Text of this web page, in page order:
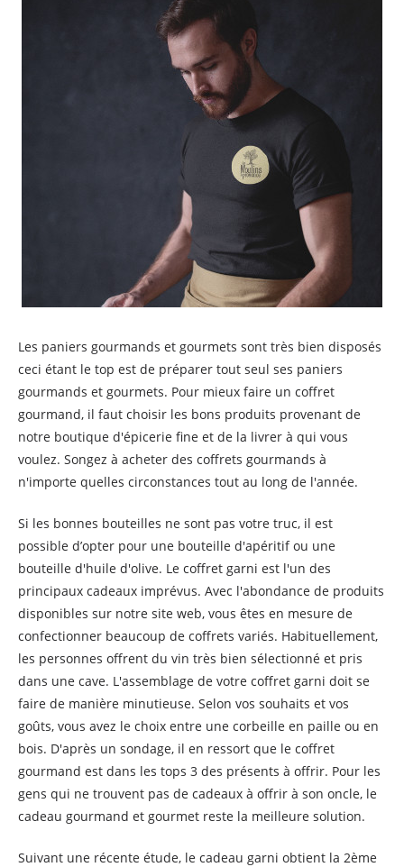
Les paniers gourmands et gourmets sont très bien disposés
ceci étant le top est de préparer tout seul ses paniers
gourmands et gourmets. Pour mieux faire un coffret
gourmand, il faut choisir les bons produits provenant de
notre boutique d'épicerie fine et de la livrer à qui vous
voulez. Songez à acheter des coffrets gourmands à
n'importe quelles circonstances tout au long de l'année.
Si les bonnes bouteilles ne sont pas votre truc, il est
possible d’opter pour une bouteille d'apéritif ou une
bouteille d'huile d'olive. Le coffret garni est l'un des
principaux cadeaux imprévus. Avec l'abondance de produits
disponibles sur notre site web, vous êtes en mesure de
confectionner beaucoup de coffrets variés. Habituellement,
les personnes offrent du vin très bien sélectionné et pris
dans une cave. L'assemblage de votre coffret garni doit se
faire de manière minutieuse. Selon vos souhaits et vos
goûts, vous avez le choix entre une corbeille en paille ou en
bois. D'après un sondage, il en ressort que le coffret
gourmand est dans les tops 3 des présents à offrir. Pour les
gens qui ne trouvent pas de cadeaux à offrir à son oncle, le
cadeau gourmand et gourmet reste la meilleure solution.
Suivant une récente étude, le cadeau garni obtient la 2ème